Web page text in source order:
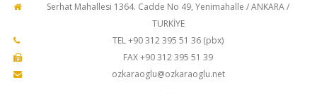
Serhat Mahallesi 1364. Cadde No 49, Yenimahalle / ANKARA /
TURKİYE
TEL +90 312 395 51 36 (pbx)
FAX +90 312 395 51 39
ozkaraoglu@ozkaraoglu.net